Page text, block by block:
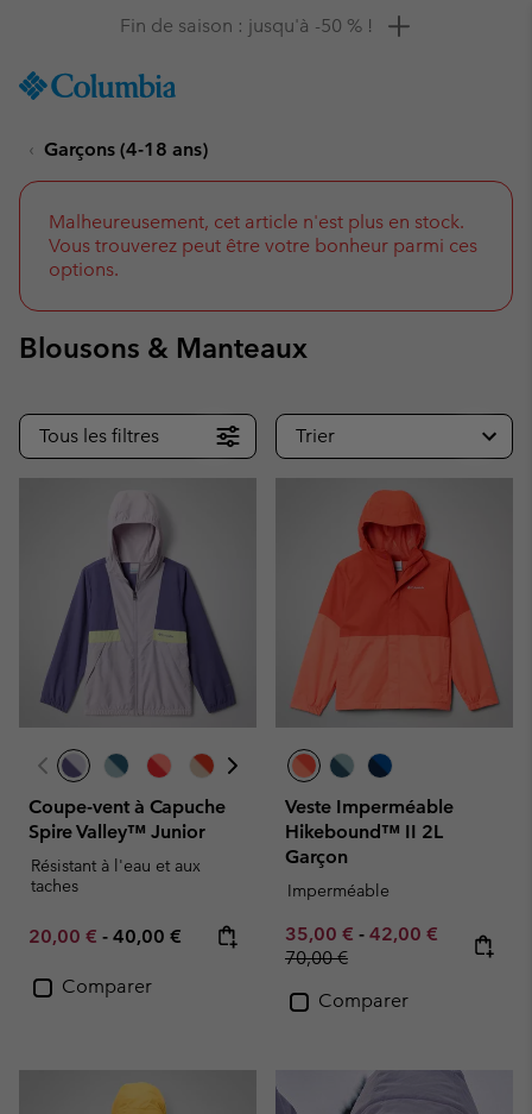
TO
SKIP
NAV
SKIP
TO
SEARCH
Remise de 10 % à saisir
Garçons (4-18 ans)
Malheureusement, cet article n'est plus en stock.
Vous trouverez peut être votre bonheur parmi ces
options.
Blousons & Manteaux
Tous les filtres Trier
Coupe-vent à Capuche
Spire Valley™ Junior
Résistant à l'eau et aux
taches
Minimum sale price:
20,00 € - Maximum price:
40,00 €
Comparer
Veste Imperméable
Hikebound™ II 2L
Garçon
Imperméable
Minimum sale price:
35,00 € - Maximum sale
42,00 € Regular
70,00 €
Comparer